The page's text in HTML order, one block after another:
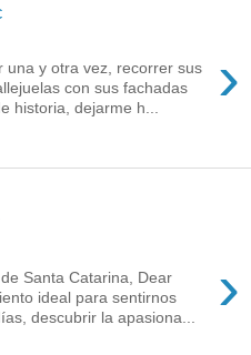
›
una y otra vez, recorrer sus
con sus fachadas
historia, dejarme h...
›
Santa Catarina, Dear
ideal para sentirnos
descubrir la apasiona...